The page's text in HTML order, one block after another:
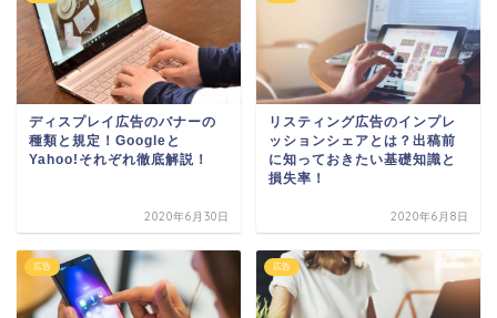
ディスプレイ広告のバナーの
種類と規定！Googleと
Yahoo!それぞれ徹底解説！
2020年6月30日
リスティング広告のインプレ
ッションシェアとは？出稿前
に知っておきたい基礎知識と
損失率！
2020年6月8日
広告 広告